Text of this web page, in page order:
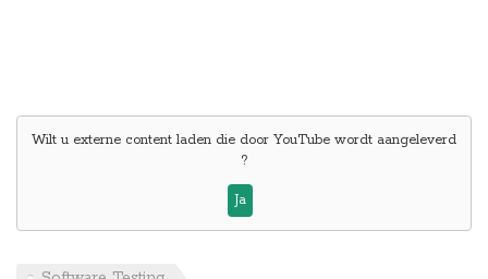
Wilt u externe content laden die door YouTube wordt aangeleverd
?
Ja